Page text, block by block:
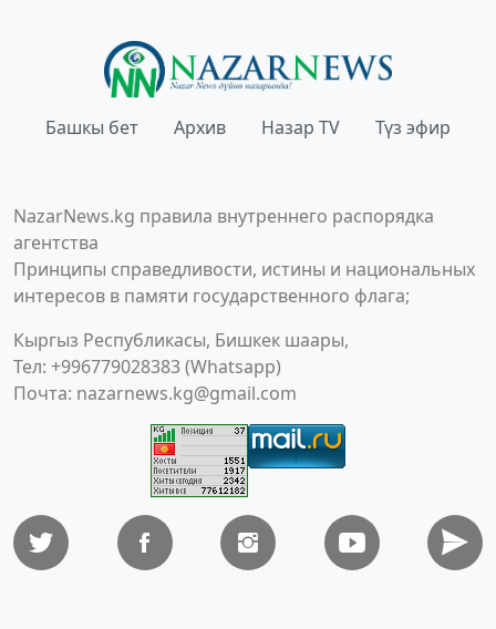
Башкы бет Архив Назар TV Түз эфир
NazarNews.kg правила внутреннего распорядка
агентства
Принципы справедливости, истины и национальных
интересов в памяти государственного флага;
Кыргыз Республикасы, Бишкек шаары,
Тел: +996779028383 (Whatsapp)
Почта: nazarnews.kg@gmail.com